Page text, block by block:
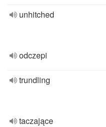
unhitched
odczepi
trundling
taczające